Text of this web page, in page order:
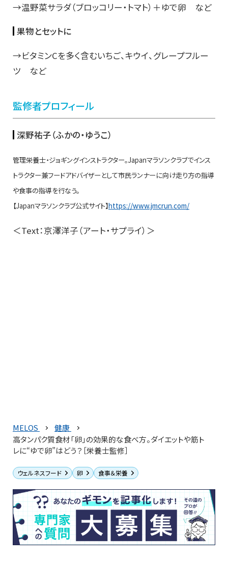
→温野菜サラダ（ブロッコリー・トマト）＋ゆで卵 など
果物とセットに
→ビタミンCを多く含むいちご、キウイ、グレープフルー
ツ など
監修者プロフィール
深野祐子（ふかの・ゆうこ）
管理栄養士・ジョギングインストラクター。Japanマラソンクラブでインス
トラクター兼フードアドバイザーとして市民ランナーに向け走り方の指導
や食事の指導を行なう。
【Japanマラソンクラブ公式サイト】https://www.jmcrun.com/
＜Text：京澤洋子（アート・サプライ）＞
MELOS
健康
高タンパク質食材「卵」の効果的な食べ方。ダイエットや筋ト
レに“ゆで卵”はどう？［栄養士監修］
ウェルネスフード 卵 食事＆栄養